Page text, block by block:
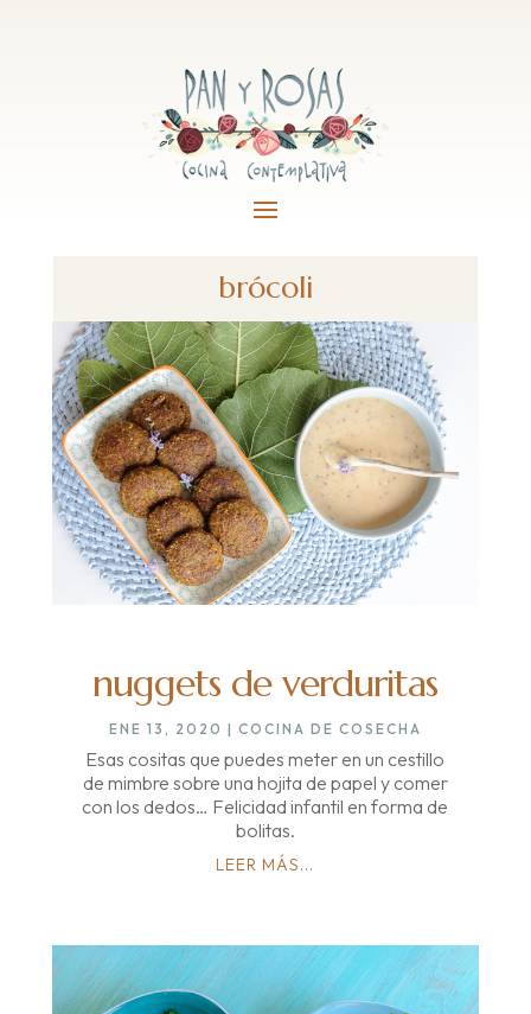
brócoli
nuggets de verduritas
ENE 13, 2020 | COCINA DE COSECHA
Esas cositas que puedes meter en un cestillo
de mimbre sobre una hojita de papel y comer
con los dedos… Felicidad infantil en forma de
bolitas.
LEER MÁS...